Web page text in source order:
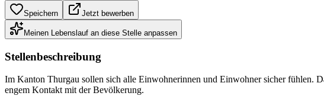
Speichern Jetzt bewerben
Meinen Lebenslauf an diese Stelle anpassen
Stellenbeschreibung
Im Kanton Thurgau sollen sich alle Einwohnerinnen und Einwohner sicher fühlen.
engem Kontakt mit der Bevölkerung.